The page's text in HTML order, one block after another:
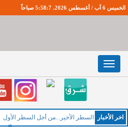
الخميس 6 آب / أغسطس 2026. 5:58:8 صباحاً
Toggle
navigation
اخر اﻷخبار ال